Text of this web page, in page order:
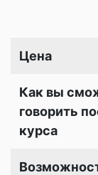
Цена
Как вы
говорить
курса